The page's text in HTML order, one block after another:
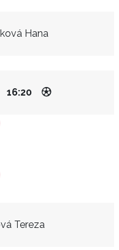
Hana
16:20
Tereza